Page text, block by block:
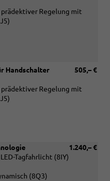
Regelung mit
505,– €
Handschalter
Regelung mit
1.240,– €
Tagfahrlicht (8IY)
(8Q3)